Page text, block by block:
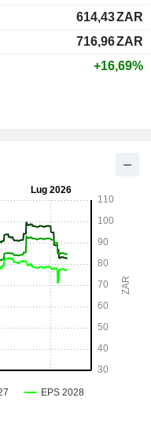
614,43ZAR
716,96ZAR
+16,69%